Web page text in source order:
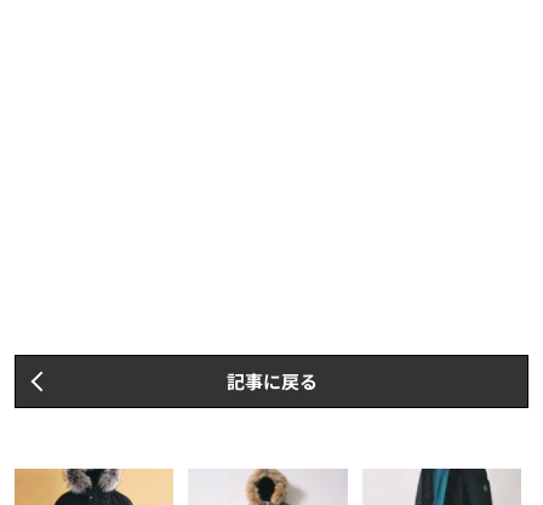
記事に戻る